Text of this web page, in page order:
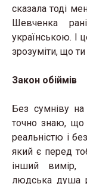
сказала тоді
Шевченка
українською. І
зрозуміти, що
Закон обіймів
Без сумніву на
точно знаю, що
реальністю і
який є перед
інший вимір,
людська душа